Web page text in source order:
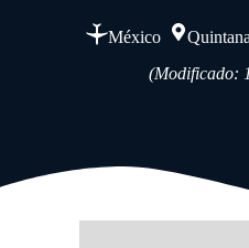
México
(Modificado: